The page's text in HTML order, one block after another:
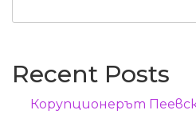
Recent Posts
Корупционерът